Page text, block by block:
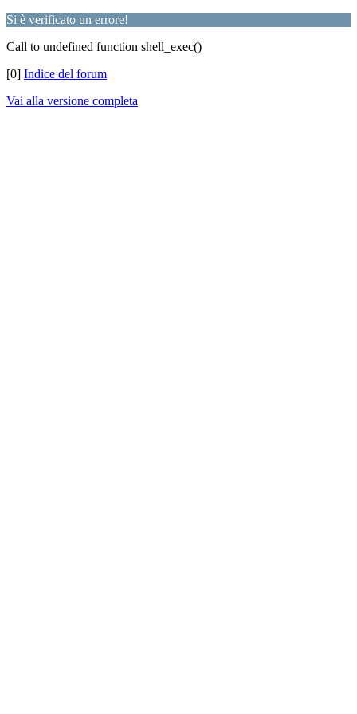
Si è verificato un errore!
Call to undefined function shell_exec()
[0] Indice del forum
Vai alla versione completa